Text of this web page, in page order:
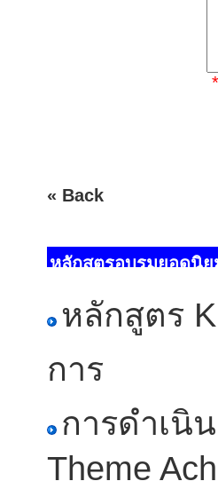
*
« Back
หลักสูตรอบรมยอดนิย
หลักสูตร
การ
การดำเนิ
Theme